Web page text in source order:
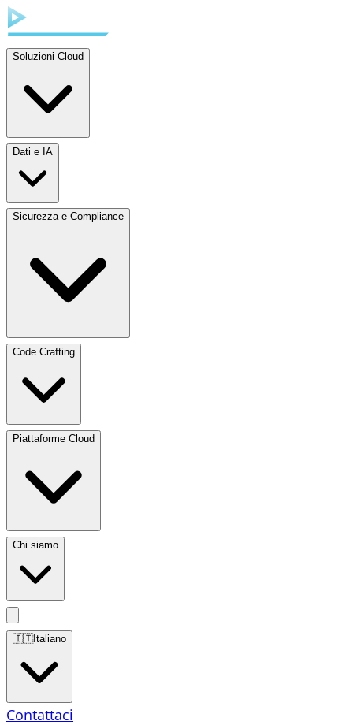
Soluzioni Cloud
Dati e IA
Sicurezza e Compliance
Code Crafting
Piattaforme Cloud
Chi siamo
🇮🇹Italiano
Contattaci